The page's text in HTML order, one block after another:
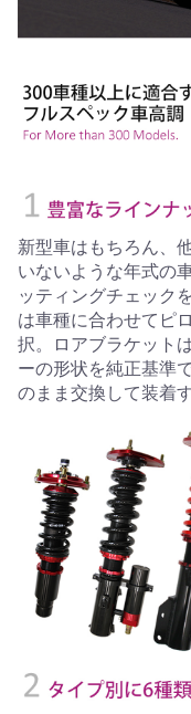
新型車はもちろん、
いないような年式の
ッティングチェック
は車種に合わせてピ
択。ロアブラケット
ーの形状を純正基準
のまま交換して装着